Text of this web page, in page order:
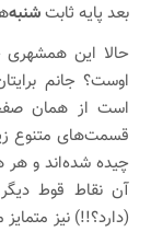
بعد پایه ثابتشنبه‌
حالا این
اوست؟ جانم
است از همان
چیده شده‌اند و هر
آن نقاط قوط
(دارد؟!!) نیز